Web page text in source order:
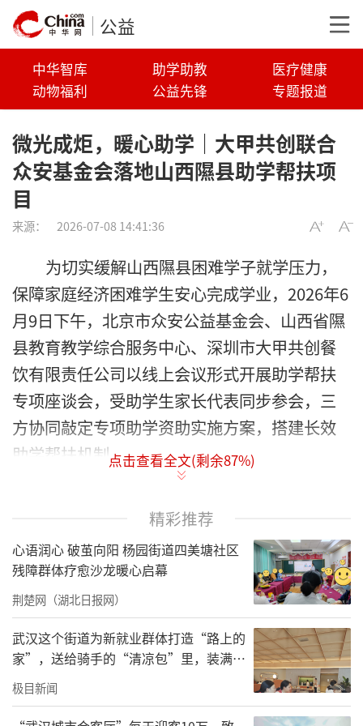
公益
中华智库 助学助教
医疗健康
动物福利
公益先锋 专题报道
微光成炬，暖心助学｜大甲共创联合
众安基金会落地山西隰县助学帮扶项
目
来源： 2026-07-08 14:41:36
为切实缓解山西隰县困难学子就学压力，
保障家庭经济困难学生安心完成学业，2026年6
月9日下午，北京市众安公益基金会、山西省隰
县教育教学综合服务中心、深圳市大甲共创餐
饮有限责任公司以线上会议形式开展助学帮扶
专项座谈会，受助学生家长代表同步参会，三
方协同敲定专项助学资助实施方案，搭建长效
助学帮扶机制。
责任公司发起捐赠，依托北京市众安公益基金
会专业慈善执行能力，联合隰县本地教育服务
单位落地实施。项目面向隰县5名家庭经济困难
学生开展长期资助，资助标准为每生每学年
3000元，分学期发放，持续为学子提供学习、
生活开支补贴。
座谈会由北京市众安公益基金会秘书长姚
炎彬主持开场。会上，基金会详细介绍本次助
点击查看全文(剩余87%)
精彩推荐
心语润心 破茧向阳 杨园街道四美塘社区
残障群体疗愈沙龙暖心启幕
荆楚网（湖北日报网）
武汉这个街道为新就业群体打造“路上的
家”，送给骑手的“清凉包”里，装满了
城市的善意与细节
极目新闻